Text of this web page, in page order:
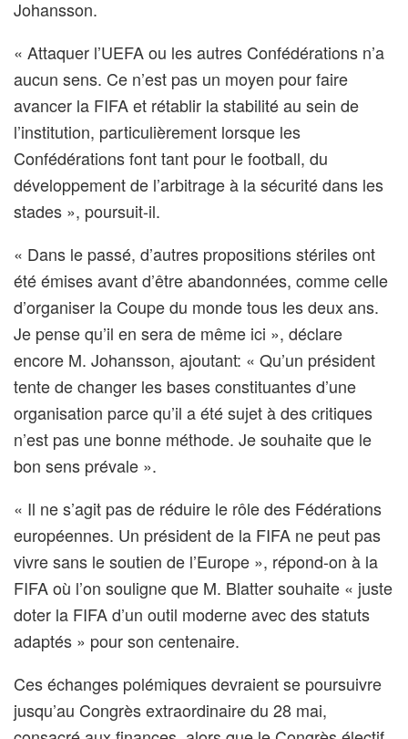
Johansson.
« Attaquer l’UEFA ou les autres Confédérations n’a
aucun sens. Ce n’est pas un moyen pour faire
avancer la FIFA et rétablir la stabilité au sein de
l’institution, particulièrement lorsque les
Confédérations font tant pour le football, du
développement de l’arbitrage à la sécurité dans les
stades », poursuit-il.
« Dans le passé, d’autres propositions stériles ont
été émises avant d’être abandonnées, comme celle
d’organiser la Coupe du monde tous les deux ans.
Je pense qu’il en sera de même ici », déclare
encore M. Johansson, ajoutant: « Qu’un président
tente de changer les bases constituantes d’une
organisation parce qu’il a été sujet à des critiques
n’est pas une bonne méthode. Je souhaite que le
bon sens prévale ».
« Il ne s’agit pas de réduire le rôle des Fédérations
européennes. Un président de la FIFA ne peut pas
vivre sans le soutien de l’Europe », répond-on à la
FIFA où l’on souligne que M. Blatter souhaite « juste
doter la FIFA d’un outil moderne avec des statuts
adaptés » pour son centenaire.
Ces échanges polémiques devraient se poursuivre
jusqu’au Congrès extraordinaire du 28 mai,